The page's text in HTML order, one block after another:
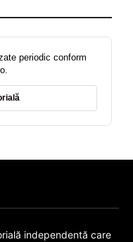
periodic conform
independentă care